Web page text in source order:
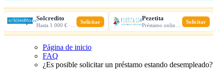
Solcredito Solicitar Pezetita Solicitar
Página de inicio
FAQ
¿Es posible solicitar un préstamo estando desempleado?